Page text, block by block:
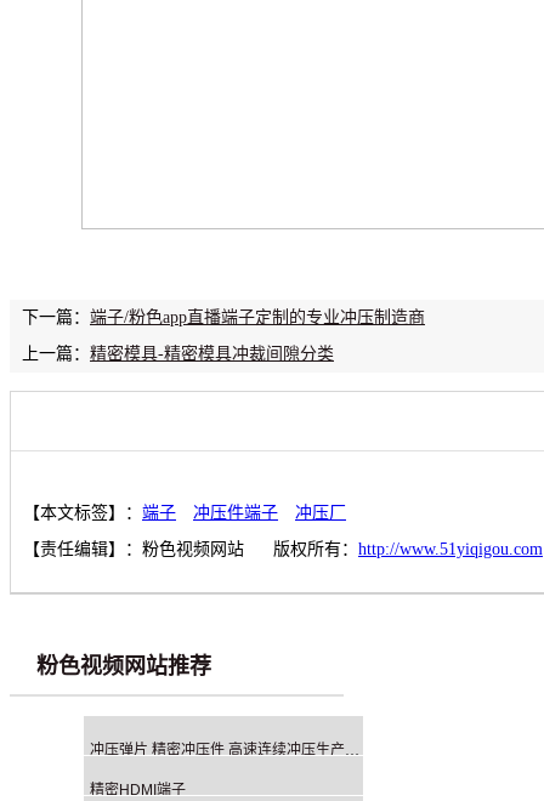
下一篇： 端子/粉色app直播端子定制的专业冲压制造商
上一篇： 精密模具-精密模具冲裁间隙分类
【本文标签】： 端子 冲压件端子
冲压厂
【责任编辑】： 粉色视频网站 版权所有： http://www.51yiqigou.com
粉色视频网站推荐
冲压弹片 精密冲压件 高速连续冲压生产厂家
精密HDMI端子